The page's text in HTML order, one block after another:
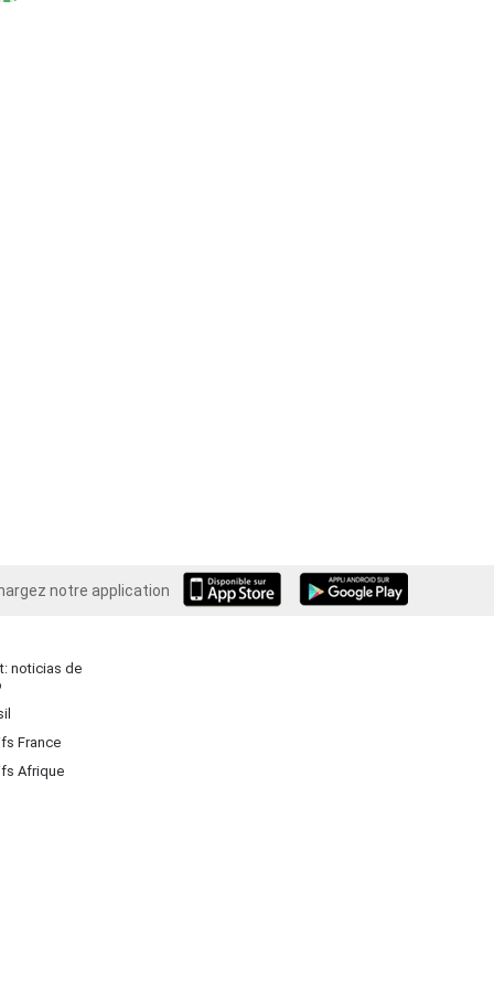
notre application
Android
noticias de
France
Afrique